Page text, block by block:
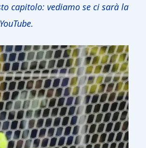
capitolo: vediamo se ci sarà la